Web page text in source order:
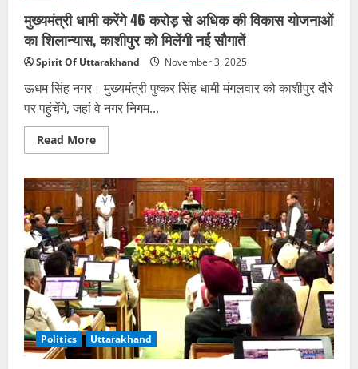
सकता
मुख्यमंत्री धामी करेंगे 46 करोड़ से अधिक की विकास योजनाओं
का शिलान्यास, काशीपुर को मिलेंगी नई सौगातें
Spirit Of Uttarakhand November 3, 2025
ऊधम सिंह नगर। मुख्यमंत्री पुष्कर सिंह धामी मंगलवार को काशीपुर दौरे
पर पहुंचेंगे, जहां वे नगर निगम...
Read MoreRead
more
धामी
करेंगे
46
करोड़
से
अधिक
की
विकास
योजनाओं
का
शिलान्यास,
काशीपुर
को
मिलेंगी
नई
सौगातें
Politics Uttarakhand